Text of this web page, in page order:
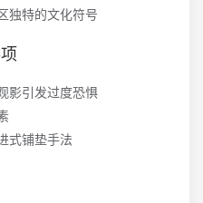
独特的文化符号
影引发过度恐惧
式铺垫手法